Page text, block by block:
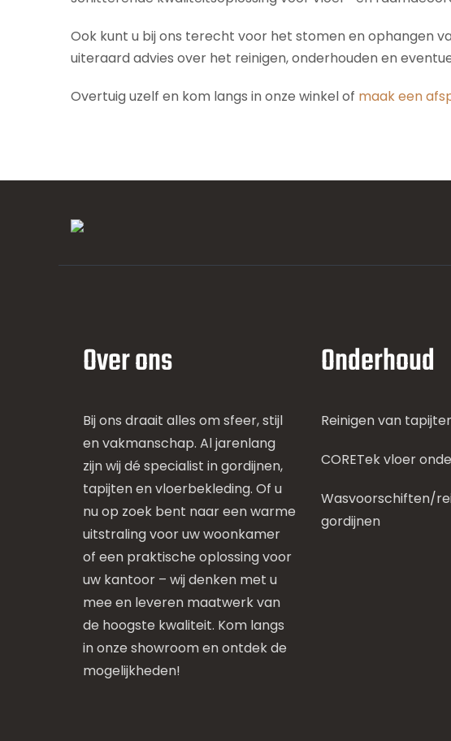
Ook kunt u bij ons terecht voor het stomen en ophangen
uiteraard advies over het reinigen, onderhouden en
Overtuig uzelf en kom langs in onze winkel of maak een
Over ons
Bij ons draait alles om sfeer, stijl
en vakmanschap. Al jarenlang
zijn wij dé specialist in gordijnen,
tapijten en vloerbekleding. Of u
nu op zoek bent naar een warme
uitstraling voor uw woonkamer
of een praktische oplossing voor
uw kantoor – wij denken met u
mee en leveren maatwerk van
de hoogste kwaliteit. Kom langs
in onze showroom en ontdek de
mogelijkheden!
Onderhoud
Reinigen van
CORETek vloer
Wasvoorschiften/
gordijnen